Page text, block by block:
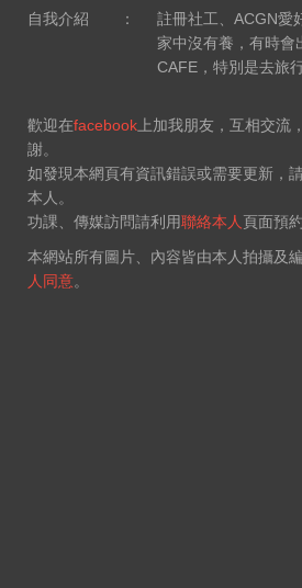
自我介紹
：
註冊社工、ACGN愛
家中沒有養，有時會
CAFE，特別是去旅
歡迎在facebook 上加我朋友，互相交流
謝。
如發現本網頁有資訊錯誤或需要更新，
本人。
功課、傳媒訪問請利用聯絡本人 頁面預
本網站所有圖片、內容皆由本人拍攝及
人同意。